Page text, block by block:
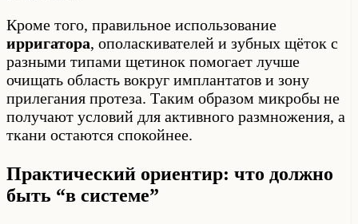
Кроме того, правильное использование
ирригатора, ополаскивателей и зубных щёток с
разными типами щетинок помогает лучше
очищать область вокруг имплантатов и зону
прилегания протеза. Таким образом микробы не
получают условий для активного размножения, а
ткани остаются спокойнее.
Практический ориентир: что должно
быть “в системе”